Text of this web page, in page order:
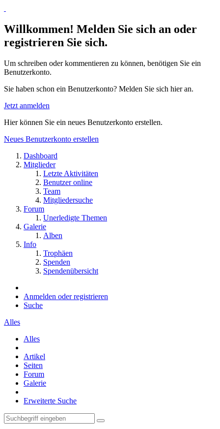
Willkommen! Melden Sie sich an oder
registrieren Sie sich.
Um schreiben oder kommentieren zu können, benötigen Sie ein
Benutzerkonto.
Sie haben schon ein Benutzerkonto? Melden Sie sich hier an.
Jetzt anmelden
Hier können Sie ein neues Benutzerkonto erstellen.
Neues Benutzerkonto erstellen
Dashboard
Mitglieder
Letzte Aktivitäten
Benutzer online
Team
Mitgliedersuche
Forum
Unerledigte Themen
Galerie
Alben
Info
Trophäen
Spenden
Spendenübersicht
Anmelden oder registrieren
Suche
Alles
Alles
Artikel
Seiten
Forum
Galerie
Erweiterte Suche